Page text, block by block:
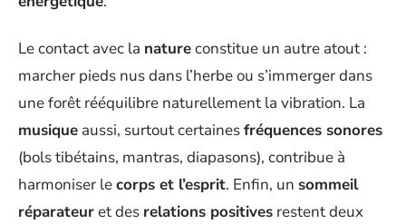
Le contact avec la natureconstitue un autre atout :
marcher pieds nus dans l’herbe ou s’immerger dans
une forêt rééquilibre naturellement la vibration. La
musique aussi, surtout certainesfréquences sonores
(bols tibétains, mantras, diapasons), contribue à
harmoniser lecorps et l’esprit. Enfin, un sommeil
réparateuret des relations positives restent deux